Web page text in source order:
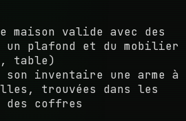
maison valide avec des
un plafond et du mobilier
table)
son inventaire une arme à
trouvées dans les
des coffres